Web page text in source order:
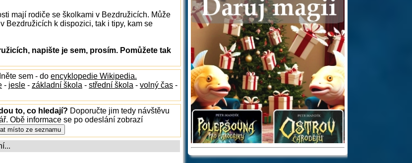
mají rodiče se školkami v Bezdružicích. Může
Bezdružicích k dispozici, tak i tipy, kam se
napište je sem, prosím. Pomůžete tak
sem - do encyklopedie Wikipedia.
- jesle - základní škola - střední škola - volný čas -
to, co hledají? Doporučte jim tedy návštěvu
Obě informace se po odeslání zobrazí